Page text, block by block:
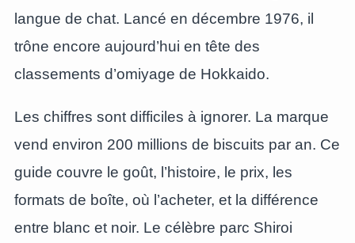
langue de chat. Lancé en décembre 1976, il
trône encore aujourd’hui en tête des
classements d’omiyage de Hokkaido.
Les chiffres sont difficiles à ignorer. La marque
vend environ 200 millions de biscuits par an. Ce
guide couvre le goût, l’histoire, le prix, les
formats de boîte, où l’acheter, et la différence
entre blanc et noir. Le célèbre parc Shiroi